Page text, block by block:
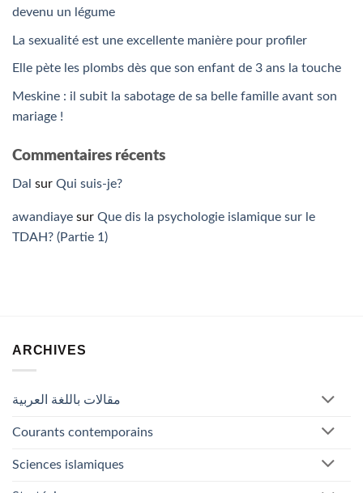
devenu un légume
La sexualité est une excellente manière pour profiler
Elle pète les plombs dès que son enfant de 3 ans la touche
Meskine : il subit la sabotage de sa belle famille avant son
mariage !
Commentaires récents
Dal sur Qui suis-je?
awandiaye sur Que dis la psychologie islamique sur le
TDAH? (Partie 1)
ARCHIVES
مقالات باللغة العربية
Courants contemporains
Sciences islamiques